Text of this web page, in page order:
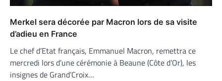
Merkel sera décorée par Macron lors de sa visite
d’adieu en France
Le chef d’Etat français, Emmanuel Macron, remettra ce
mercredi lors d’une cérémonie à Beaune (Côte d’Or), les
insignes de Grand’Croix…